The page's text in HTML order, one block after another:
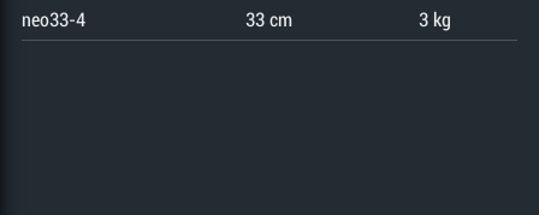
neo33-4 33 cm 3 kg